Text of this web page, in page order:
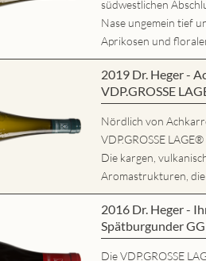
südwestlichen
Nase ungemein tief
Aprikosen und
2019 Dr. Heger -
VDP.GROSSE
Nördlich von
VDP.GROSSE
Die kargen,
Aromastrukturen, die
2016 Dr. Heger -
Spätburgunder GG
Die VDP.GROSSE